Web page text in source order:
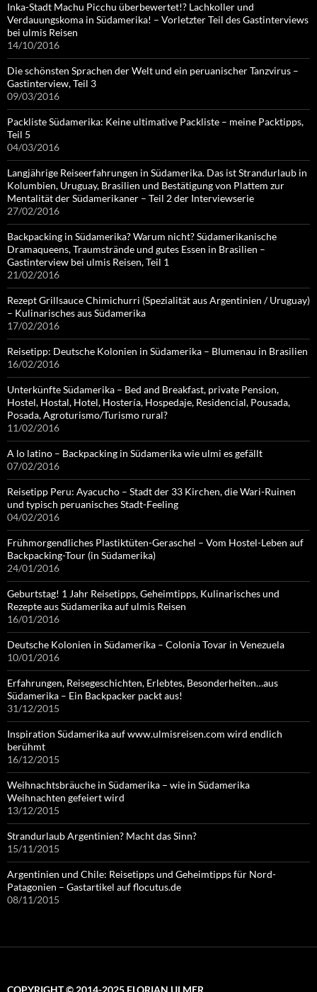
Inka-Stadt Machu Picchu überbewertet!? Lachkoller und
Verdauungskoma in Südamerika! – Vorletzter Teil des Gastinterviews
bei ulmis Reisen
14/10/2016
Die schönsten Sprachen der Welt und ein peruanischer Tanzvirus –
Gastinterview, Teil 3
09/03/2016
Packliste Südamerika: Keine ultimative Packliste – meine Packtipps,
Teil 5
04/03/2016
Langjährige Reiseerfahrungen in Südamerika. Das ist Strandurlaub in
Kolumbien, Uruguay, Brasilien und Bestätigung von Plattem zur
Mentalität der Südamerikaner – Teil 2 der Interviewserie
27/02/2016
Backpacking in Südamerika? Warum nicht? Südamerikanische
Dramaqueens, Traumstrände und gutes Essen in Brasilien –
Gastinterview bei ulmis Reisen, Teil 1
21/02/2016
Rezept Grillsauce Chimichurri (Spezialität aus Argentinien / Uruguay)
– Kulinarisches aus Südamerika
17/02/2016
Reisetipp: Deutsche Kolonien in Südamerika – Blumenau in Brasilien
16/02/2016
Unterkünfte Südamerika – Bed and Breakfast, private Pension,
Hostel, Hostal, Hotel, Hostería, Hospedaje, Residencial, Pousada,
Posada, Agroturismo/Turismo rural?
11/02/2016
A lo latino – Backpacking in Südamerika wie ulmi es gefällt
07/02/2016
Reisetipp Peru: Ayacucho – Stadt der 33 Kirchen, die Wari-Ruinen
und typisch peruanisches Stadt-Feeling
04/02/2016
Frühmorgendliches Plastiktüten-Geraschel – Vom Hostel-Leben auf
Backpacking-Tour (in Südamerika)
24/01/2016
Geburtstag! 1 Jahr Reisetipps, Geheimtipps, Kulinarisches und
Rezepte aus Südamerika auf ulmis Reisen
16/01/2016
Deutsche Kolonien in Südamerika – Colonia Tovar in Venezuela
10/01/2016
Erfahrungen, Reisegeschichten, Erlebtes, Besonderheiten…aus
Südamerika – Ein Backpacker packt aus!
31/12/2015
Inspiration Südamerika auf www.ulmisreisen.com wird endlich
berühmt
16/12/2015
Weihnachtsbräuche in Südamerika – wie in Südamerika
Weihnachten gefeiert wird
13/12/2015
Strandurlaub Argentinien? Macht das Sinn?
15/11/2015
Argentinien und Chile: Reisetipps und Geheimtipps für Nord-
Patagonien – Gastartikel auf flocutus.de
08/11/2015